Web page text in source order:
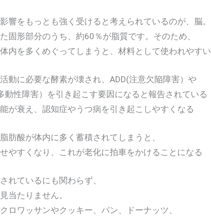
もっとも強く受けると考えられているのが、脳。
部分のうち、約60％が脂質です。そのため、
多くめぐってしまうと、材料として使われやすい
必要な酵素が壊され、ADD(注意欠陥障害）や
障害）を引き起こす要因になると報告されている
え、認知症やうつ病を引き起こしやすくなる
が体内に多く蓄積されてしまうと、
くなり、これが老化に拍車をかけることになる
れているにも関わらず、
当たりません。
ロワッサンやクッキー、パン、ドーナッツ、